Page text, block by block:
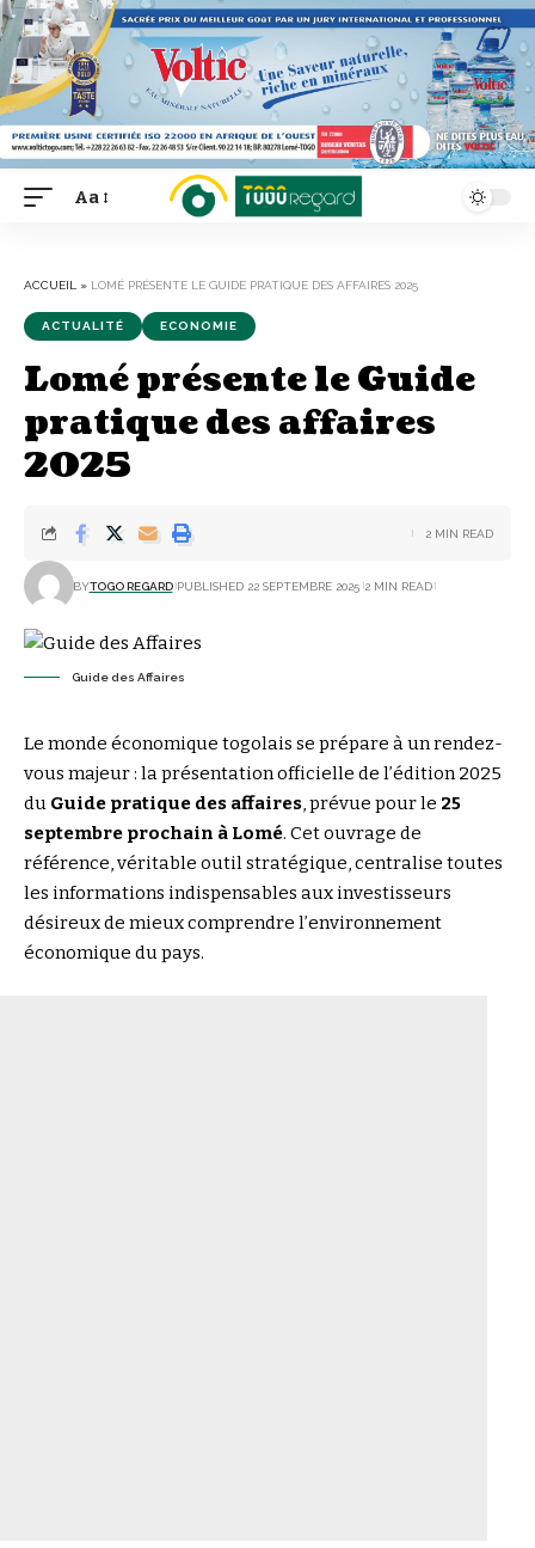
Font
Aa
ACCUEIL » LOMÉ PRÉSENTE LE GUIDE PRATIQUE DES AFFAIRES 2025
ACTUALITÉ ECONOMIE
Lomé présente le Guide
pratique des affaires
2025
BYTOGO REGARD PUBLISHED 22 SEPTEMBRE 2025 2 MIN READ
2 MIN READ
Guide des Affaires
Le monde économique togolais se prépare à un rendez-
vous majeur : la présentation officielle de l’édition 2025
du Guide pratique des affaires, prévue pour le 25
septembre prochain à Lomé. Cet ouvrage de
référence, véritable outil stratégique, centralise toutes
les informations indispensables aux investisseurs
désireux de mieux comprendre l’environnement
économique du pays.